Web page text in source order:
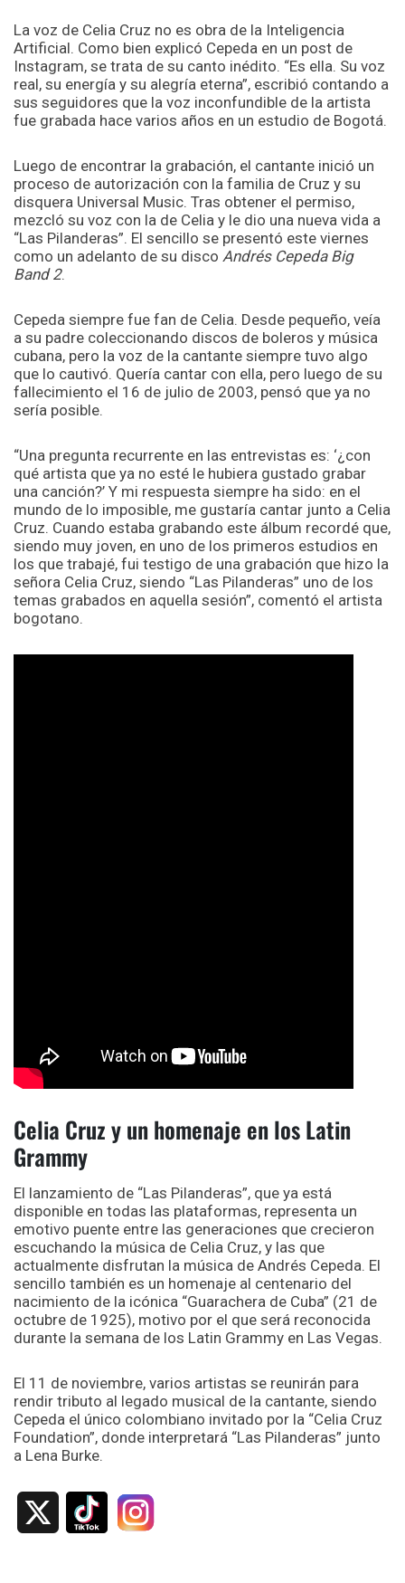
La voz de Celia Cruz no es obra de la Inteligencia
Artificial. Como bien explicó Cepeda en un post de
Instagram, se trata de su canto inédito. “Es ella. Su voz
real, su energía y su alegría eterna”, escribió contando a
sus seguidores que la voz inconfundible de la artista
fue grabada hace varios años en un estudio de Bogotá.
Luego de encontrar la grabación, el cantante inició un
proceso de autorización con la familia de Cruz y su
disquera Universal Music. Tras obtener el permiso,
mezcló su voz con la de Celia y le dio una nueva vida a
“Las Pilanderas”. El sencillo se presentó este viernes
como un adelanto de su disco Andrés Cepeda Big
Band 2.
Cepeda siempre fue fan de Celia. Desde pequeño, veía
a su padre coleccionando discos de boleros y música
cubana, pero la voz de la cantante siempre tuvo algo
que lo cautivó. Quería cantar con ella, pero luego de su
fallecimiento el 16 de julio de 2003, pensó que ya no
sería posible.
“Una pregunta recurrente en las entrevistas es: ‘¿con
qué artista que ya no esté le hubiera gustado grabar
una canción?’ Y mi respuesta siempre ha sido: en el
mundo de lo imposible, me gustaría cantar junto a Celia
Cruz. Cuando estaba grabando este álbum recordé que,
siendo muy joven, en uno de los primeros estudios en
los que trabajé, fui testigo de una grabación que hizo la
señora Celia Cruz, siendo “Las Pilanderas” uno de los
temas grabados en aquella sesión”, comentó el artista
bogotano.
Celia Cruz y un homenaje en los Latin
Grammy
El lanzamiento de “Las Pilanderas”, que ya está
disponible en todas las plataformas, representa un
emotivo puente entre las generaciones que crecieron
escuchando la música de Celia Cruz, y las que
actualmente disfrutan la música de Andrés Cepeda. El
sencillo también es un homenaje al centenario del
nacimiento de la icónica “Guarachera de Cuba” (21 de
octubre de 1925), motivo por el que será reconocida
durante la semana de los Latin Grammy en Las Vegas.
El 11 de noviembre, varios artistas se reunirán para
rendir tributo al legado musical de la cantante, siendo
Cepeda el único colombiano invitado por la “Celia Cruz
Foundation”, donde interpretará “Las Pilanderas” junto
a Lena Burke.